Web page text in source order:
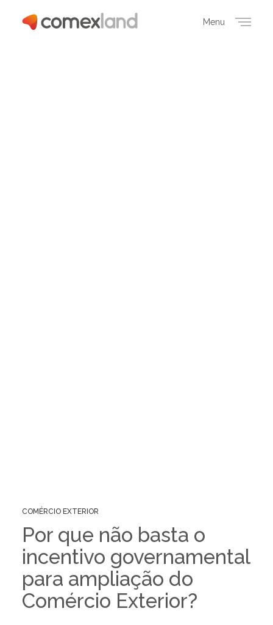
Menu
COMÉRCIO EXTERIOR
Por que não basta o
incentivo governamental
para ampliação do
Comércio Exterior?